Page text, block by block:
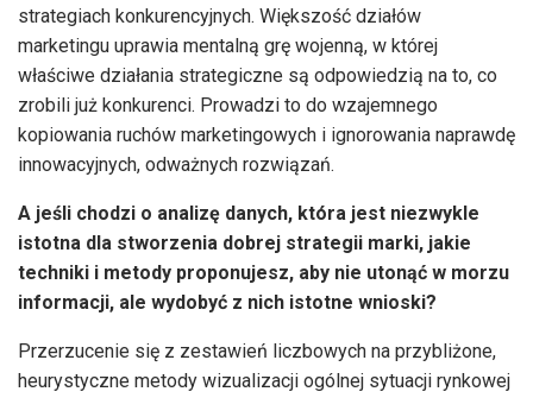
strategiach konkurencyjnych. Większość działów
marketingu uprawia mentalną grę wojenną, w której
właściwe działania strategiczne są odpowiedzią na to, co
zrobili już konkurenci. Prowadzi to do wzajemnego
kopiowania ruchów marketingowych i ignorowania naprawdę
innowacyjnych, odważnych rozwiązań.
A jeśli chodzi o analizę danych, która jest niezwykle
istotna dla stworzenia dobrej strategii marki, jakie
techniki i metody proponujesz, aby nie utonąć w morzu
informacji, ale wydobyć z nich istotne wnioski?
Przerzucenie się z zestawień liczbowych na przybliżone,
heurystyczne metody wizualizacji ogólnej sytuacji rynkowej